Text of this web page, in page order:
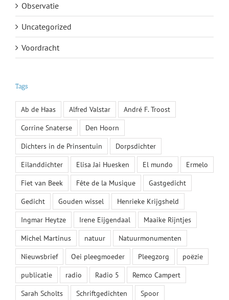
Observatie
Uncategorized
Voordracht
Tags
Ab de Haas Alfred Valstar
André F. Troost
Corrine Snaterse
Den Hoorn
Dichters in de Prinsentuin
Dorpsdichter
Eilanddichter
Elisa Jai Huesken El mundo
Ermelo
Fiet van Beek
Fête de la Musique
Gastgedicht
Gedicht
Gouden wissel
Henrieke Krijgsheld
Ingmar Heytze
Irene Eijgendaal
Maaike Rijntjes
Michel Martinus
natuur
Natuurmonumenten
Nieuwsbrief
Oei pleegmoeder Pleegzorg
poëzie
publicatie
radio Radio 5
Remco Campert
Sarah Scholts
Schriftgedichten
Spoor